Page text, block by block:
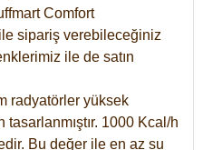
Comfort
sipariş verebileceğiniz
ile de satın
radyatörler yüksek
tasarlanmıştır. 1000 Kcal/h
Bu değer ile en az su